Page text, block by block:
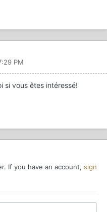
PM
si vous êtes intéressé!
If you have an account, sign